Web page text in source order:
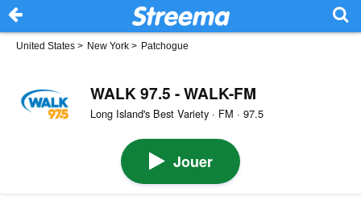
United States > New York > Patchogue
WALK 97.5 - WALK-FM
Long Island's Best Variety · FM · 97.5
Jouer